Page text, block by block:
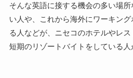
そんな英語に接する機会の多い場
い人や、これから海外にワーキン
る人などが、ニセコのホテルやレス
短期のリゾートバイトをしている人